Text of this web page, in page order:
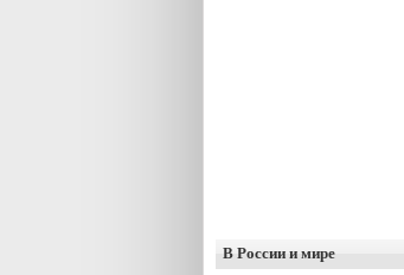
В России и мире